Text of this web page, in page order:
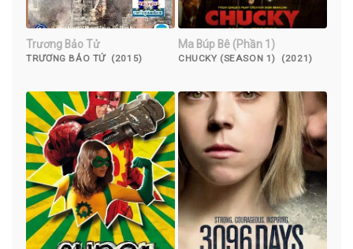
Trương Bảo Tử
TRƯƠNG BẢO TỬ (2015)
Ma Búp Bê (Phần 1)
CHUCKY (SEASON 1) (2021)